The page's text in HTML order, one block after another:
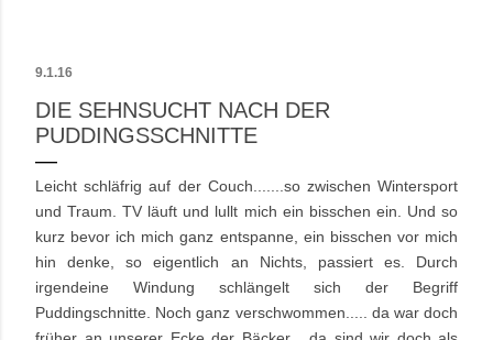
9.1.16
DIE SEHNSUCHT NACH DER
PUDDINGSSCHNITTE
Leicht schläfrig auf der Couch.......so zwischen Wintersport
und Traum. TV läuft und lullt mich ein bisschen ein. Und so
kurz bevor ich mich ganz entspanne, ein bisschen vor mich
hin denke, so eigentlich an Nichts, passiert es. Durch
irgendeine Windung schlängelt sich der Begriff
Puddingschnitte. Noch ganz verschwommen..... da war doch